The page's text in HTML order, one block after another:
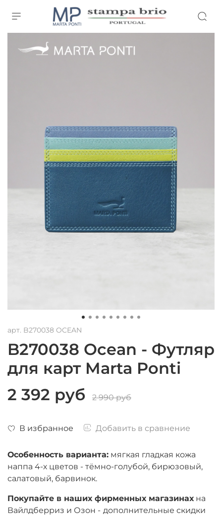
арт. B270038 OCEAN
B270038 Ocean - Футляр
для карт Marta Ponti
В избранное Добавить в сравнение
2 392 руб 2 990 руб
Особенность варианта: мягкая гладкая кожа
наппа 4-х цветов - тёмно-голубой, бирюзовый,
салатовый, барвинок.
Покупайте в наших фирменных магазинахна
Вайлдберриз и Озон - дополнительные скидки